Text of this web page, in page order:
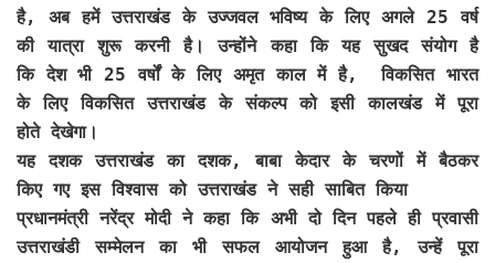
है, अब हमें उत्तराखंड के उज्जवल भविष्य के लिए अगले 25 वर्ष
की यात्रा शुरू करनी है। उन्होंने कहा कि यह सुखद संयोग है
कि देश भी 25 वर्षों के लिए अमृत काल में है, विकसित भारत
के लिए विकसित उत्तराखंड के संकल्प को इसी कालखंड में पूरा
होते देखेगा।
यह दशक उत्तराखंड का दशक, बाबा केदार के चरणों में बैठकर
किए गए इस विश्वास को उत्तराखंड ने सही साबित किया
प्रधानमंत्री नरेंद्र मोदी ने कहा कि अभी दो दिन पहले ही प्रवासी
उत्तराखंडी सम्मेलन का भी सफल आयोजन हुआ है, उन्हें पूरा